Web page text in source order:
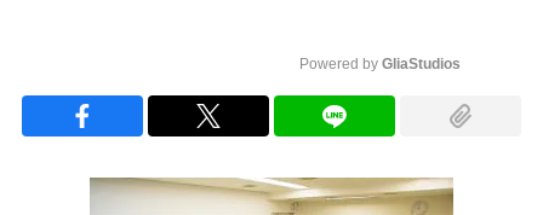
Powered by GliaStudios